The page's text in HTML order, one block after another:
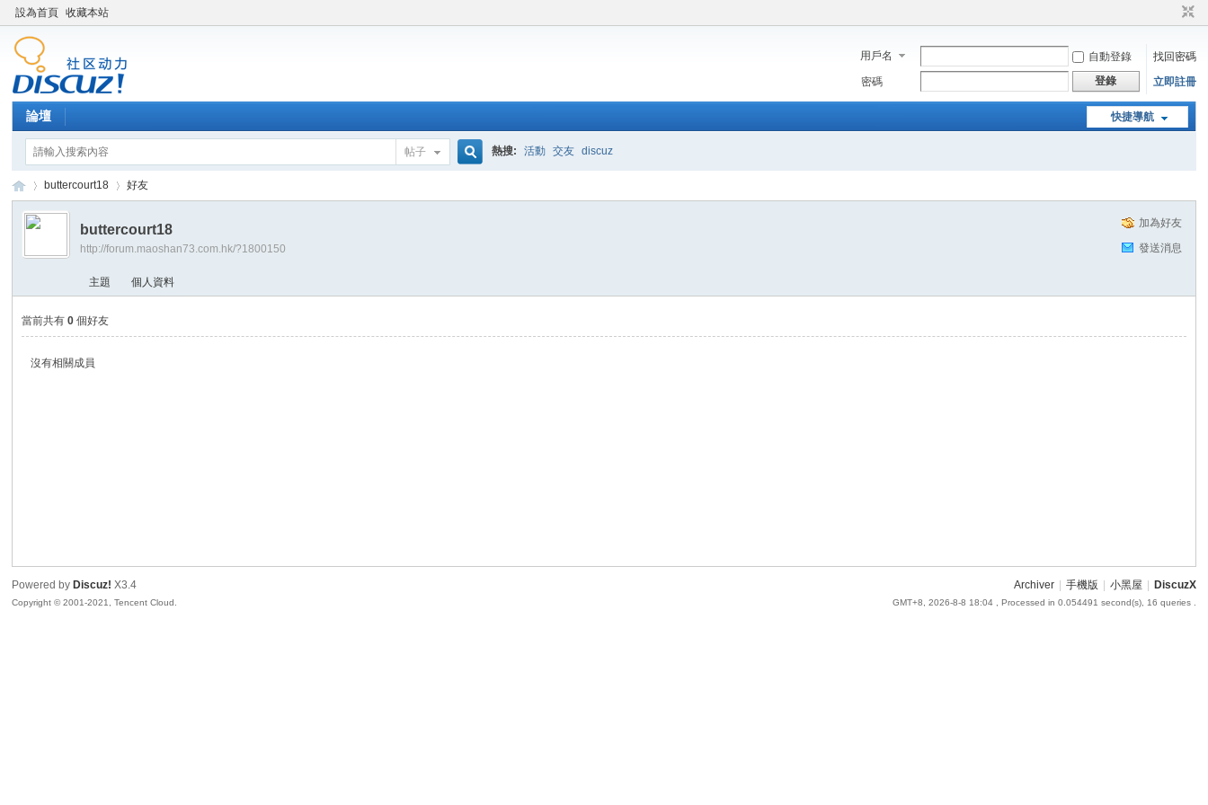
設為首頁 收藏本站
用戶名 自動登錄
找回密碼
密碼
登錄 立即註冊
快捷導航
論壇
帖子 熱搜: 活動 交友 discuz
›
buttercourt18 好友
加為好友
發送消息
buttercourt18
http://forum.maoshan73.com.hk/?1800150
主題 個人資料
當前共有0 個好友
沒有相關成員
Archiver 手機版 小黑屋 DiscuzX
GMT+8, 2026-8-8 18:04, Processed in 0.054491 second(s), 16 queries .
Powered by Discuz! X3.4
Copyright © 2001-2021, Tencent Cloud.